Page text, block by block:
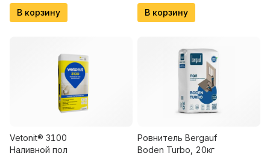
В корзину
В корзину
Vetonit® 3100
Наливной пол
Ровнитель Bergauf
Boden Turbo, 20кг